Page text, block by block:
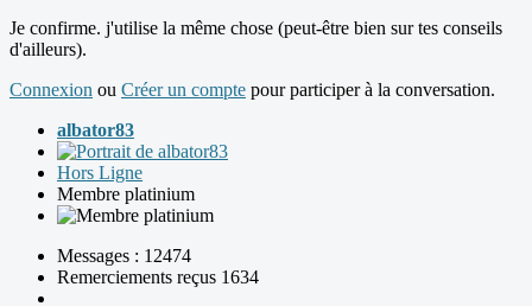
Je confirme. j'utilise la même chose (peut-être bien sur tes conseils
d'ailleurs).
Connexion ou Créer un compte pour participer à la conversation.
albator83
Hors Ligne
Membre platinium
Messages : 12474
Remerciements reçus 1634